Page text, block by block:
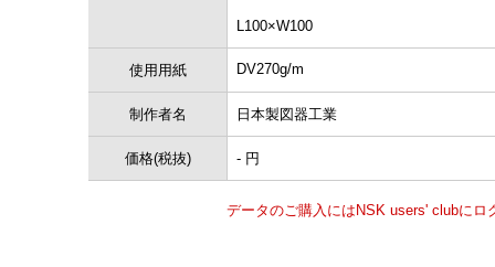
L100×W100
使用用紙 DV270g/m
制作者名 日本製図器工業
価格(税抜) - 円
データのご購入にはNSK users' clubにロ